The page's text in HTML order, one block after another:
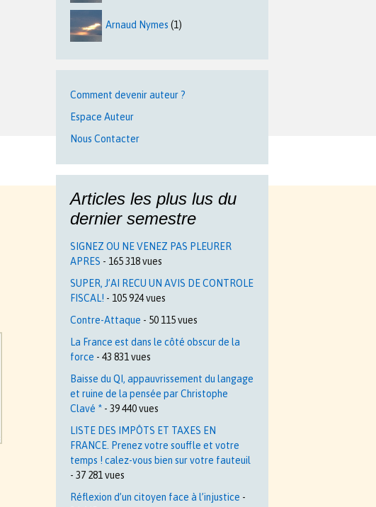
Arnaud Nymes (1)
Comment devenir auteur ?
Espace Auteur
Nous Contacter
Articles les plus lus du
dernier semestre
SIGNEZ OU NE VENEZ PAS PLEURER
APRES - 165 318 vues
SUPER, J’AI RECU UN AVIS DE CONTROLE
FISCAL! - 105 924 vues
Contre-Attaque - 50 115 vues
La France est dans le côté obscur de la
force - 43 831 vues
Baisse du QI, appauvrissement du langage
et ruine de la pensée par Christophe
Clavé * - 39 440 vues
LISTE DES IMPÔTS ET TAXES EN
FRANCE. Prenez votre souffle et votre
temps ! calez-vous bien sur votre fauteuil
- 37 281 vues
Réflexion d’un citoyen face à l’injustice -